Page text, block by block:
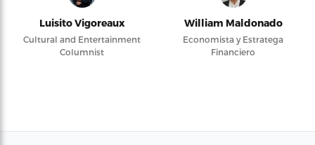
Luisito Vigoreaux
Cultural and Entertainment
Columnist
William Maldonado
Economista y Estratega
Financiero